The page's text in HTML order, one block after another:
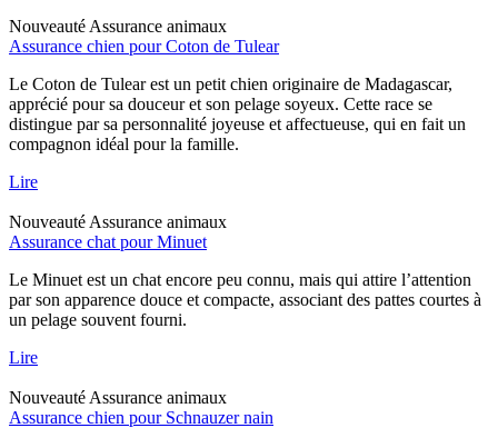
Nouveauté Assurance animaux
Assurance chien pour Coton de Tulear
Le Coton de Tulear est un petit chien originaire de Madagascar,
apprécié pour sa douceur et son pelage soyeux. Cette race se
distingue par sa personnalité joyeuse et affectueuse, qui en fait un
compagnon idéal pour la famille.
Lire
Nouveauté Assurance animaux
Assurance chat pour Minuet
Le Minuet est un chat encore peu connu, mais qui attire l’attention
par son apparence douce et compacte, associant des pattes courtes à
un pelage souvent fourni.
Lire
Nouveauté Assurance animaux
Assurance chien pour Schnauzer nain